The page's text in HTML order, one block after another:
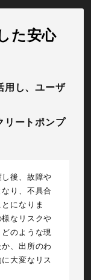
た安心
用し、ユーザ
リートポンプ
後、故障や
り、不具合
になりま
なリスクや
のような現
、出所のわ
大変なリス